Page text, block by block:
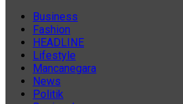
Business
Fashion
HEADLINE
Lifestyle
Mancanegara
News
Politik